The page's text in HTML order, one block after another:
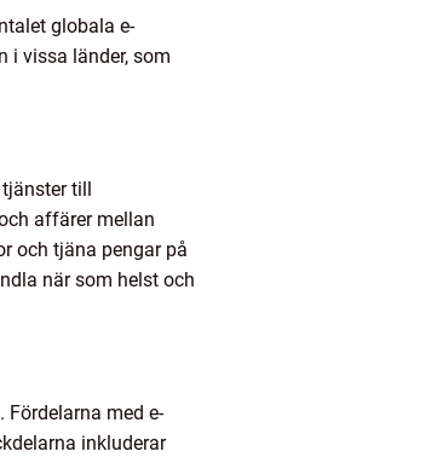
globala e-
i vissa länder, som
till
affärer mellan
och tjäna pengar på
när som helst och
med e-
inkluderar